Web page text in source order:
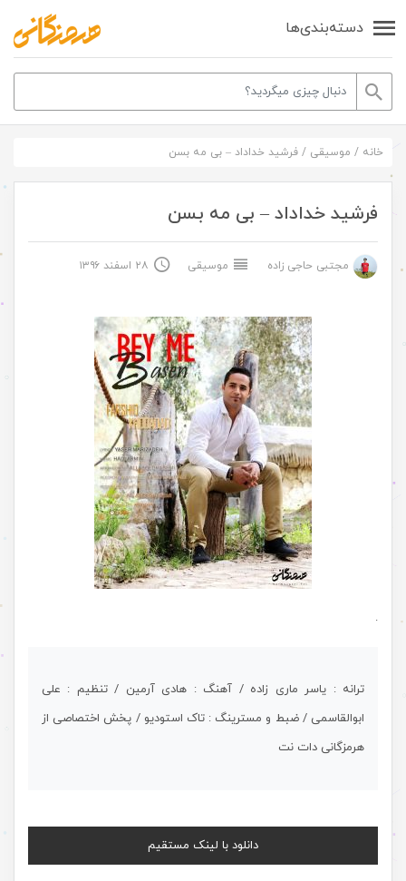
دسته‌بندی‌ها
خانه / موسیقی / فرشید خداداد – بی مه بسن
فرشید خداداد – بی مه بسن
مجتبی حاجی زاده موسیقی ۲۸ اسفند ۱۳۹۶
.
ترانه : یاسر ماری زاده / آهنگ : هادی آرمین / تنظیم : علی
ابوالقاسمی / ضبط و مسترینگ : تاک استودیو / پخش اختصاصی از
هرمزگانی دات نت
دانلود با لینک مستقیم